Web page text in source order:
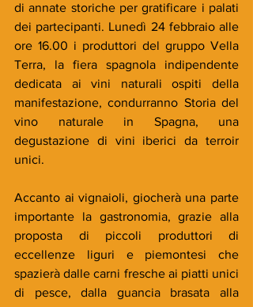
di annate storiche per gratificare i palati
dei partecipanti. Lunedì 24 febbraio alle
ore 16.00 i produttori del gruppo Vella
Terra, la fiera spagnola indipendente
dedicata ai vini naturali ospiti della
manifestazione, condurranno Storia del
vino naturale in Spagna, una
degustazione di vini iberici da terroir
unici.
Accanto ai vignaioli, giocherà una parte
importante la gastronomia, grazie alla
proposta di piccoli produttori di
eccellenze liguri e piemontesi che
spazierà dalle carni fresche ai piatti unici
di pesce, dalla guancia brasata alla